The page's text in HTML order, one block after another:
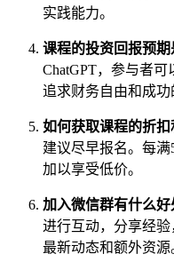
实践能力。
课程的投资回报预期
ChatGPT，参与者
追求财务自由和成功
如何获取课程的折扣
建议尽早报名。每
加以享受低价。
加入微信群有什么好
进行互动，分享经
最新动态和额外资源